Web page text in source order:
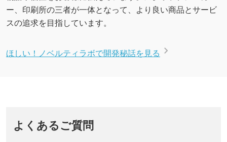
今後も個人情報の適切な取り扱いを行ってまいりま
す。
2021/11/19 【祝!EC-CUBE AWARD 2021受賞
CUBE SITE AWARDに「ほしい!ノベルティ」が選ばれ
ー、印刷所の三者が一体となって、より良い商品とサービ
スの追求を目指しています。
ほしい！ノベルティラボで開発秘話を見る
よくあるご質問